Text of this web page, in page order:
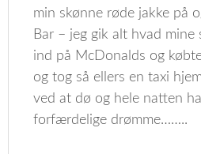
min skønne røde jakke på
Bar – jeg gik alt hvad mine
ind på McDonalds og
og tog så ellers en taxi
ved at dø og hele natten
forfærdelige drømme……..